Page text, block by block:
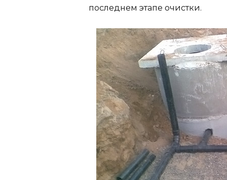
последнем этапе очистки.